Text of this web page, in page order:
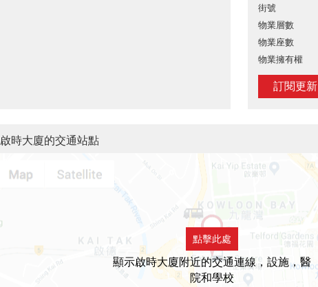
街號
物業層數
物業座數
物業擁有權
訂閱更新
啟時大廈的交通站點
點擊此處
顯示啟時大廈附近的交通連線，設施，醫
院和學校